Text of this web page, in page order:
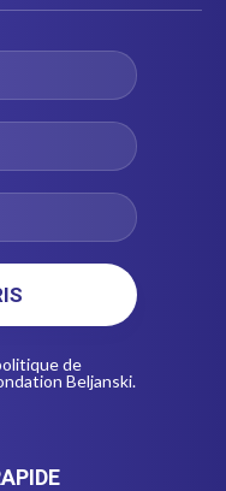
de
Beljanski.